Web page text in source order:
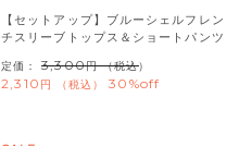
【セットアップ】ブルーシェルフレン
チスリーブトップス＆ショートパンツ
定価： 3,300 （税込）
2,310 税込 30%off